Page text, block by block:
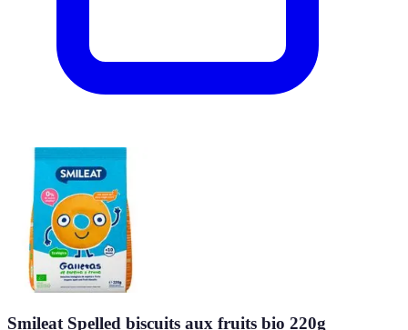
Smileat Spelled biscuits aux fruits bio 220g